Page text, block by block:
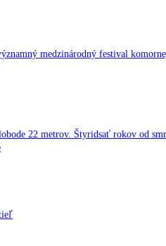
medzinárodný festival
22 metrov. Štyridsať rokov od